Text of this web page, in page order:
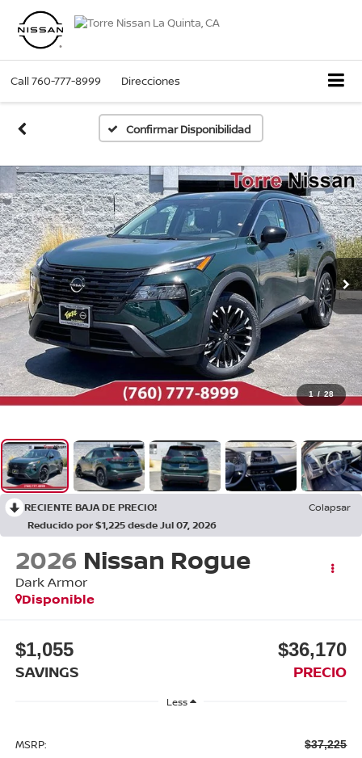
Call760-777-8999 Direcciones
Confirmar Disponibilidad
1 / 28
RECIENTE BAJA DE PRECIO!
Colapsar
Reducido por $1,225 desde Jul 07, 2026
2026 Nissan Rogue
Dark Armor
Disponible
$1,055
SAVINGS
$36,170
PRECIO
Less
MSRP: $37,225